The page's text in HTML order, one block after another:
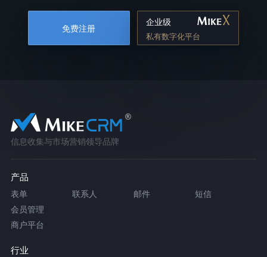
免费注册
企业级
私有数字化平台
信息收集与市场营销领导品牌
产品
表单 联系人 邮件
短信
会员管理
商户平台
行业